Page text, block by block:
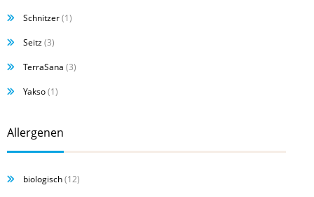
Schnitzer(1)
Seitz(3)
TerraSana (3)
Yakso(1)
Allergenen
biologisch(12)